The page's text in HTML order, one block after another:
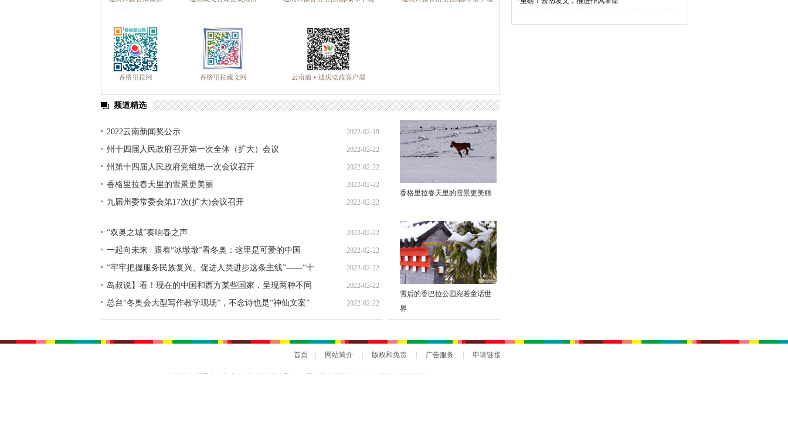
频道精选
2022云南新闻奖公示 2022-02-19
州十四届人民政府召开第一次全体（扩大）会议 2022-02-22
州第十四届人民政府党组第一次会议召开 2022-02-22
香格里拉春天里的雪景更美丽 2022-02-22
九届州委常委会第17次(扩大)会议召开 2022-02-22
“双奥之城”奏响春之声 2022-02-22
一起向未来 | 跟着“冰墩墩”看冬奥：这里是可爱的中国 2022-02-22
“牢牢把握服务民族复兴、促进人类进步这条主线”——“十
个明确”彰显马克思主义中国化新飞跃述评之九
2022-02-22
岛叔说】看！现在的中国和西方某些国家，呈现两种不同
的风景
2022-02-22
总台“冬奥会大型写作教学现场”，不念诗也是“神仙文案” 2022-02-22
香格里拉春天里的雪景更美丽
雪后的香巴拉公园宛若童话世
界